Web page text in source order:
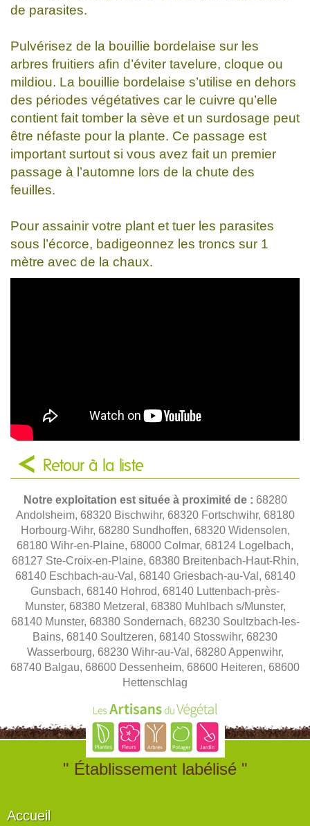
de parasites.
Pulvérisez de la bouillie bordelaise sur les
arbres fruitiers afin d’éviter tavelure, cloque ou
mildiou. La bouillie bordelaise s’utilise en dehors
des périodes végétatives car le cuivre qu’elle
contient fait tomber la sève et un surdosage peut
être néfaste pour la plante. Ce passage est
important surtout si vous avez fait un premier
passage à l’automne lors de la chute des
feuilles.
Pour assainir votre plant et tuer les parasites
sous l’écorce, badigeonnez les troncs sur 1
mètre avec de la chaux.
Retour à la liste
Notre exploitation est située à proximité de : 68280
Andolsheim, 68320 Bischwihr, 68320 Fortschwihr, 68180
Horbourg-Wihr, 68280 Sundhoffen, 68320 Widensolen,
68180 Wihr-en-Plaine, 68000 Colmar, 68124 Logelbach,
68127 Ste-Croix-en-Plaine, 68380 Breitenbach-Haut-Rhin,
68140 Eschbach-au-Val, 68140 Griesbach-au-Val, 68140
Gunsbach, 68140 Hohrod, 68140 Luttenbach-près-
Munster, 68380 Metzeral, 68380 Muhlbach s/Munster,
68140 Munster, 68380 Sondernach, 68230 Soultzbach-les-
Bains, 68140 Soultzeren, 68140 Stosswihr, 68230
Wasserbourg, 68230 Wihr-au-Val, 68280 Appenwihr,
68740 Balgau, 68600 Dessenheim, 68600 Heiteren, 68600
Hettenschlag
" Établissement labélisé "
Accueil